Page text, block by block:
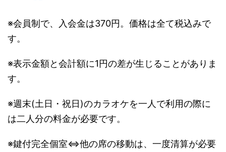
※会員制で、入会金は370円。価格は全て税込みで
す。
※表示金額と会計額に1円の差が生じることがありま
す。
※週末(土日・祝日)のカラオケを一人で利用の際に
は二人分の料金が必要です。
※鍵付完全個室⇔他の席の移動は、一度清算が必要